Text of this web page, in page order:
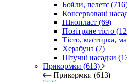
Бойли, пелетс (716)
Консервовані
Пінопласт (69)
Повітряне тісто
Тісто, мастирка,
Херабуна (7)
Штучні насадки
Прикормки (613)
Прикормки (613)